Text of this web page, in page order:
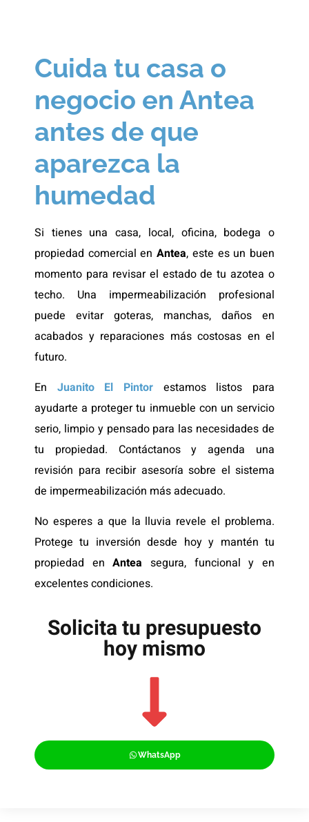
Cuida tu casa o
negocio en Antea
antes de que
aparezca la
humedad
Si tienes una casa, local, oficina, bodega o
propiedad comercial enAntea, este es un buen
momento para revisar el estado de tu azotea o
techo. Una impermeabilización profesional
puede evitar goteras, manchas, daños en
acabados y reparaciones más costosas en el
futuro.
En Juanito El Pintor estamos listos para
ayudarte a proteger tu inmueble con un servicio
serio, limpio y pensado para las necesidades de
tu propiedad. Contáctanos y agenda una
revisión para recibir asesoría sobre el sistema
de impermeabilización más adecuado.
No esperes a que la lluvia revele el problema.
Protege tu inversión desde hoy y mantén tu
propiedad enAntea segura, funcional y en
excelentes condiciones.
Solicita tu presupuesto
hoy mismo
WhatsApp